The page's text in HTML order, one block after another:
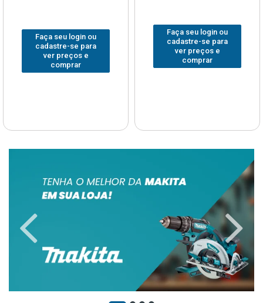
Faça seu login ou
cadastre-se para
ver preços e
comprar
Faça seu login ou
cadastre-se para
ver preços e
comprar